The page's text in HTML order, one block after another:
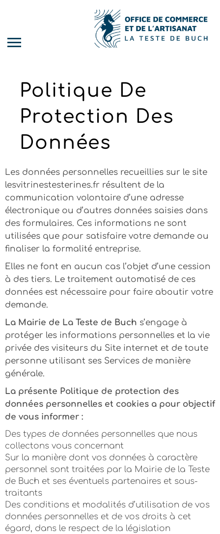
Politique De
Protection Des
Données
Les données personnelles recueillies sur le site
lesvitrinestesterines.fr résultent de la
communication volontaire d’une adresse
électronique ou d’autres données saisies dans
des formulaires. Ces informations ne sont
utilisées que pour satisfaire votre demande ou
finaliser la formalité entreprise.
Elles ne font en aucun cas l’objet d’une cession
à des tiers. Le traitement automatisé de ces
données est nécessaire pour faire aboutir votre
demande.
La Mairie de La Teste de Buch s’engage à
protéger les informations personnelles et la vie
privée des visiteurs du Site internet et de toute
personne utilisant ses Services de manière
générale.
La présente Politique de protection des
données personnelles et cookies a pour objectif
de vous informer :
Des types de données personnelles que nous
collectons vous concernant
Sur la manière dont vos données à caractère
personnel sont traitées par la Mairie de la Teste
de Buch et ses éventuels partenaires et sous-
traitants
Des conditions et modalités d’utilisation de vos
données personnelles et de vos droits à cet
égard, dans le respect de la législation